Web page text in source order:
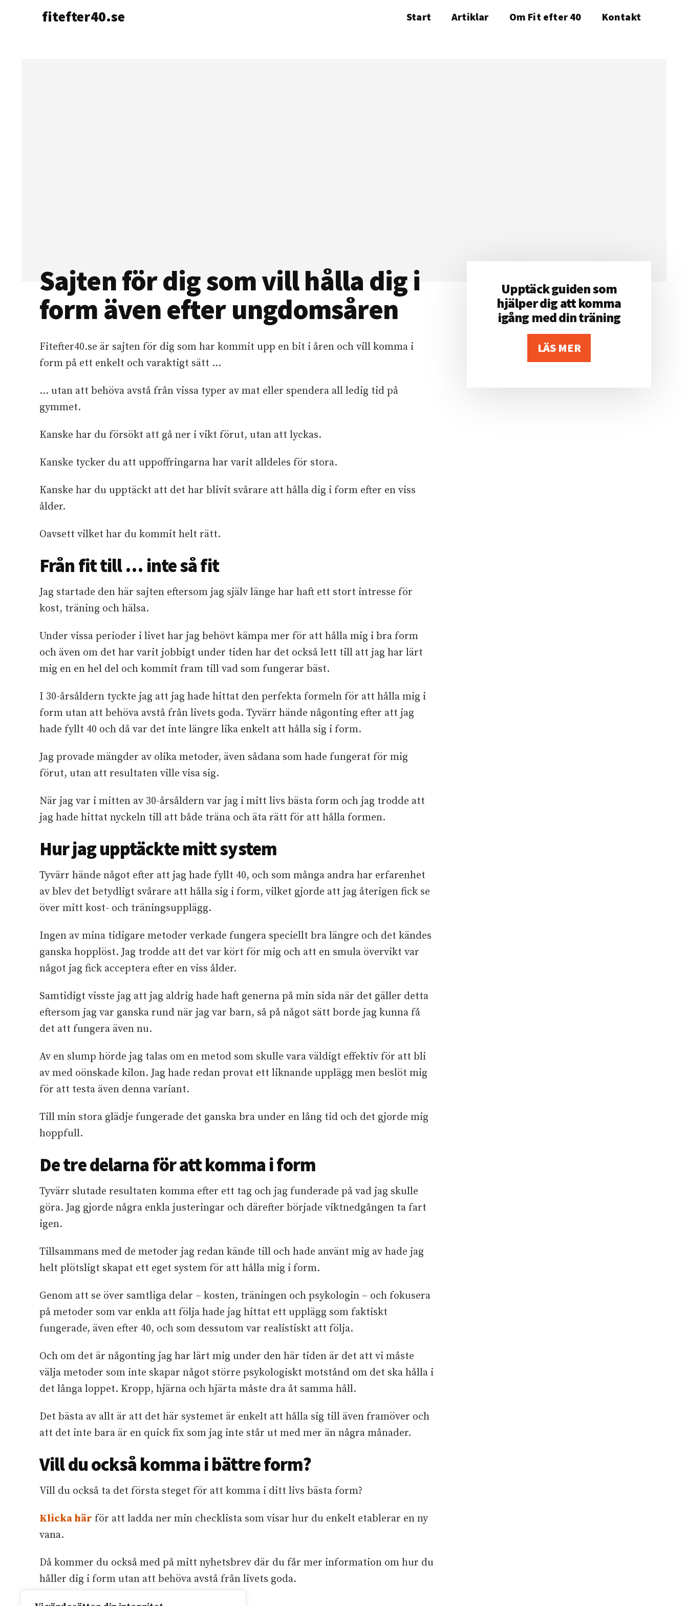
fitefter40.se Start Artiklar Om Fit efter 40 Kontakt
Sajten för dig som vill hålla dig i
form även efter ungdomsåren
Fitefter40.se är sajten för dig som har kommit upp en bit i åren och vill komma i
form på ett enkelt och varaktigt sätt …
… utan att behöva avstå från vissa typer av mat eller spendera all ledig tid på
gymmet.
Kanske har du försökt att gå ner i vikt förut, utan att lyckas.
Kanske tycker du att uppoffringarna har varit alldeles för stora.
Kanske har du upptäckt att det har blivit svårare att hålla dig i form efter en viss
ålder.
Oavsett vilket har du kommit helt rätt.
Från fit till … inte så fit
Jag startade den här sajten eftersom jag själv länge har haft ett stort intresse för
kost, träning och hälsa.
Under vissa perioder i livet har jag behövt kämpa mer för att hålla mig i bra form
och även om det har varit jobbigt under tiden har det också lett till att jag har lärt
mig en en hel del och kommit fram till vad som fungerar bäst.
I 30-årsåldern tyckte jag att jag hade hittat den perfekta formeln för att hålla mig i
form utan att behöva avstå från livets goda. Tyvärr hände någonting efter att jag
hade fyllt 40 och då var det inte längre lika enkelt att hålla sig i form.
Jag provade mängder av olika metoder, även sådana som hade fungerat för mig
förut, utan att resultaten ville visa sig.
När jag var i mitten av 30-årsåldern var jag i mitt livs bästa form och jag trodde att
jag hade hittat nyckeln till att både träna och äta rätt för att hålla formen.
Hur jag upptäckte mitt system
Tyvärr hände något efter att jag hade fyllt 40, och som många andra har erfarenhet
av blev det betydligt svårare att hålla sig i form, vilket gjorde att jag återigen fick se
över mitt kost- och träningsupplägg.
Ingen av mina tidigare metoder verkade fungera speciellt bra längre och det kändes
ganska hopplöst. Jag trodde att det var kört för mig och att en smula övervikt var
något jag fick acceptera efter en viss ålder.
Samtidigt visste jag att jag aldrig hade haft generna på min sida när det gäller detta
eftersom jag var ganska rund när jag var barn, så på något sätt borde jag kunna få
det att fungera även nu.
Av en slump hörde jag talas om en metod som skulle vara väldigt effektiv för att bli
av med oönskade kilon. Jag hade redan provat ett liknande upplägg men beslöt mig
för att testa även denna variant.
Till min stora glädje fungerade det ganska bra under en lång tid och det gjorde mig
hoppfull.
De tre delarna för att komma i form
Tyvärr slutade resultaten komma efter ett tag och jag funderade på vad jag skulle
göra. Jag gjorde några enkla justeringar och därefter började viktnedgången ta fart
igen.
Tillsammans med de metoder jag redan kände till och hade använt mig av hade jag
helt plötsligt skapat ett eget system för att hålla mig i form.
Genom att se över samtliga delar – kosten, träningen och psykologin – och fokusera
på metoder som var enkla att följa hade jag hittat ett upplägg som faktiskt
fungerade, även efter 40, och som dessutom var realistiskt att följa.
Och om det är någonting jag har lärt mig under den här tiden är det att vi måste
välja metoder som inte skapar något större psykologiskt motstånd om det ska hålla i
det långa loppet. Kropp, hjärna och hjärta måste dra åt samma håll.
Det bästa av allt är att det här systemet är enkelt att hålla sig till även framöver och
att det inte bara är en quick fix som jag inte står ut med mer än några månader.
Vill du också komma i bättre form?
Vill du också ta det första steget för att komma i ditt livs bästa form?
Klicka här för att ladda ner min checklista som visar hur du enkelt etablerar en ny
vana.
Då kommer du också med på mitt nyhetsbrev där du får mer information om hur du
håller dig i form utan att behöva avstå från livets goda.
Upptäck guiden som
hjälper dig att komma
igång med din träning
LÄS MER